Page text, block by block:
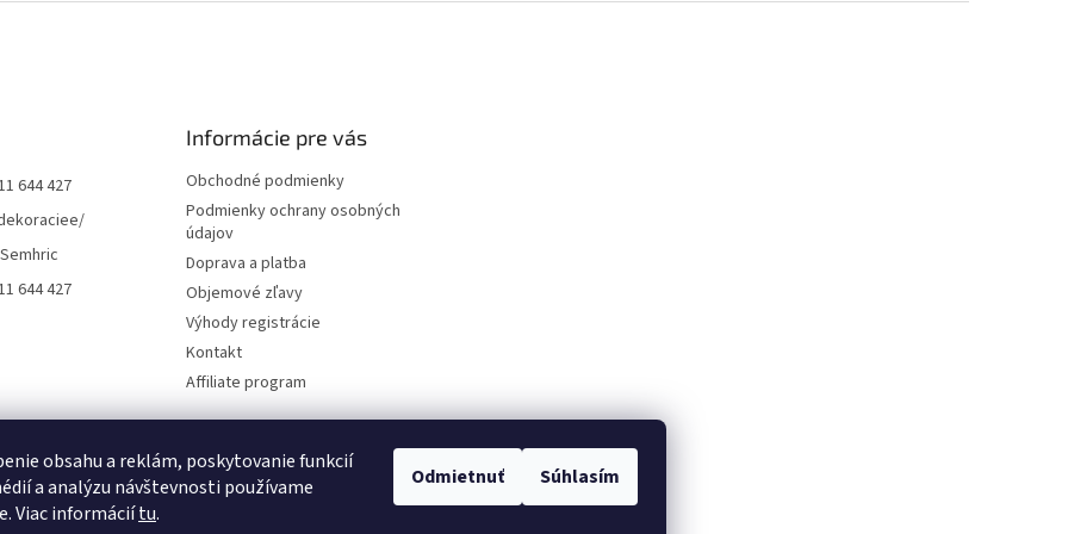
obsahu a reklám, poskytovanie funkcií
a analýzu návštevnosti používame
Viac informáciítu.
Odmietnuť Súhlasím
644 427
644 427
Informácie pre vás
Obchodné podmienky
Podmienky ochrany osobných
údajov
Doprava a platba
Objemové zľavy
Výhody registrácie
Kontakt
Affiliate program